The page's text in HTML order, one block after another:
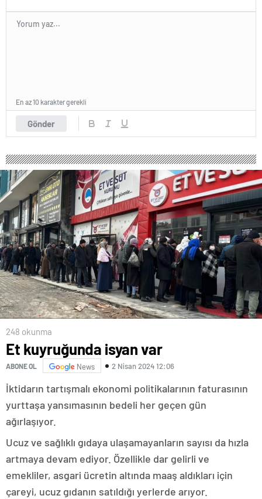
Gönder
En az 10 karakter gerekli
248 okunma
Et kuyruğunda isyan var
ABONE OL News 2 Nisan 2024 12:06
İktidarın tartışmalı ekonomi politikalarının faturasının
yurttaşa yansımasının bedeli her geçen gün
ağırlaşıyor.
Ucuz ve sağlıklı gıdaya ulaşamayanların sayısı da hızla
artmaya devam ediyor. Özellikle dar gelirli ve
emekliler, asgari ücretin altında maaş aldıkları için
çareyi, ucuz gıdanın satıldığı yerlerde arıyor.